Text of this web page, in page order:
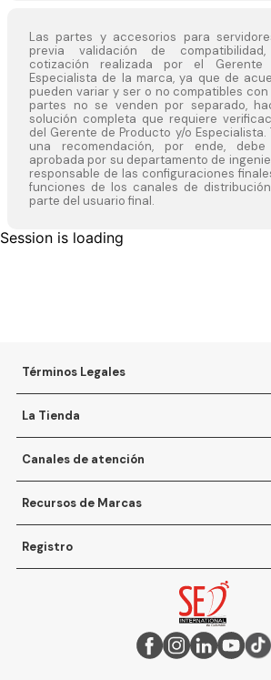
Las partes y accesorios para
previa validación de
cotización realizada por el
Especialista de la marca, ya que de
pueden variar y ser o no compatibles
partes no se venden por separado,
solución completa que requiere
del Gerente de Producto y/o
una recomendación, por ende,
aprobada por su departamento de
responsable de las configuraciones
funciones de los canales de
parte del usuario final.
Session is loading
Términos Legales
La Tienda
Canales de atención
Recursos de Marcas
Registro